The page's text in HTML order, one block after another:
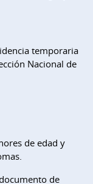
temporaria
Nacional de
de edad y
de